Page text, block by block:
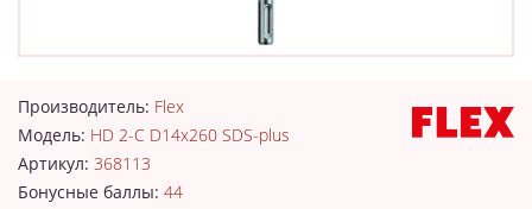
Производитель: Flex
Модель: HD 2-C D14x260 SDS-plus
Артикул: 368113
Бонусные баллы: 44